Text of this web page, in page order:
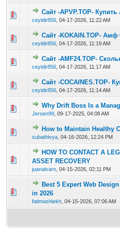
Сайт -APVP.TOP-
ceyidir856 04-17-2026, 11:22 AM
0 Vote(s) - 0 out of
12
Сайт -KOKAIN.TOP-
ceyidir856 04-17-2026, 11:19 AM
0 Vote(s) - 0 out of
12
Сайт -AMF24.TOP-
ceyidir856 04-17-2026, 11:17 AM
0 Vote(s) - 0 out of
12
Сайт -COCAINES.TOP-
ceyidir856 04-17-2026, 11:14 AM
0 Vote(s) - 0 out of
12
Why Drift Boss Is a
Jeroen99 09-17-2025, 04:08 AM
0 Vote(s) - 0 out of
12
How to Maintain Healthy
subathivya 04-16-2026, 12:24 PM
0 Vote(s) - 0 out of
1 2
HOW TO CONTACT A
ASSET RECOVERY
juanalvaro 04-15-2026, 02:11 PM
0 Vote(s) - 0 out of
Best 5 Expert Web
in 2026
fatimashiekh 04-15-2026, 07:06 AM